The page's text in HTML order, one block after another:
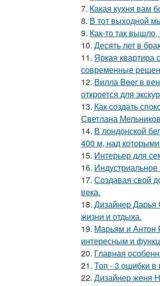
7. Какая кухня вам
8. В тот выходной
9. Как-то так
10. Десять лет в
11. Яркая квартира
современные
12. Вилла Beer в
откроется для
13. Как создать
Светлана
14. В лондонской
400 м, над которыми
15. Интерьер для
16.
17. Создавая свой
века.
18. Дизайнер Дарья
жизни и отдыха.
19. Марьям и Антон
интересным и
20. Главная
21. Топ - 3 ошибки в
22. Дизайнер женя